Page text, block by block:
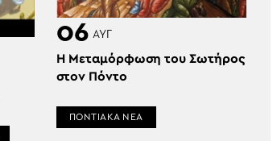
06 ΑΥΓ
Η Μεταμόρφωση του Σωτήρος
στον Πόντο
ΠΟΝΤΙΑΚΑ ΝΕΑ